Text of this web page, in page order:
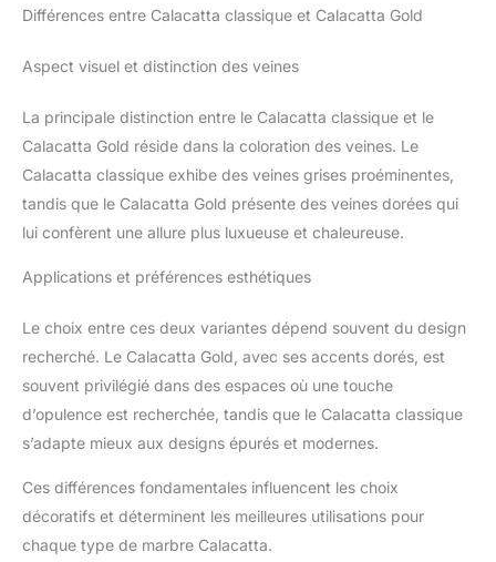
Différences entre Calacatta classique et Calacatta Gold
Aspect visuel et distinction des veines
La principale distinction entre le Calacatta classique et le
Calacatta Gold réside dans la coloration des veines. Le
Calacatta classique exhibe des veines grises proéminentes,
tandis que le Calacatta Gold présente des veines dorées qui
lui confèrent une allure plus luxueuse et chaleureuse.
Applications et préférences esthétiques
Le choix entre ces deux variantes dépend souvent du design
recherché. Le Calacatta Gold, avec ses accents dorés, est
souvent privilégié dans des espaces où une touche
d’opulence est recherchée, tandis que le Calacatta classique
s’adapte mieux aux designs épurés et modernes.
Ces différences fondamentales influencent les choix
décoratifs et déterminent les meilleures utilisations pour
chaque type de marbre Calacatta.